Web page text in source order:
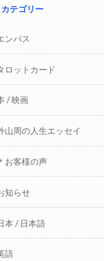
カテゴリー
ンパス
ロットカード
/ 映画
山周の人生エッセイ
お客様の声
知らせ
本 / 日本語
語